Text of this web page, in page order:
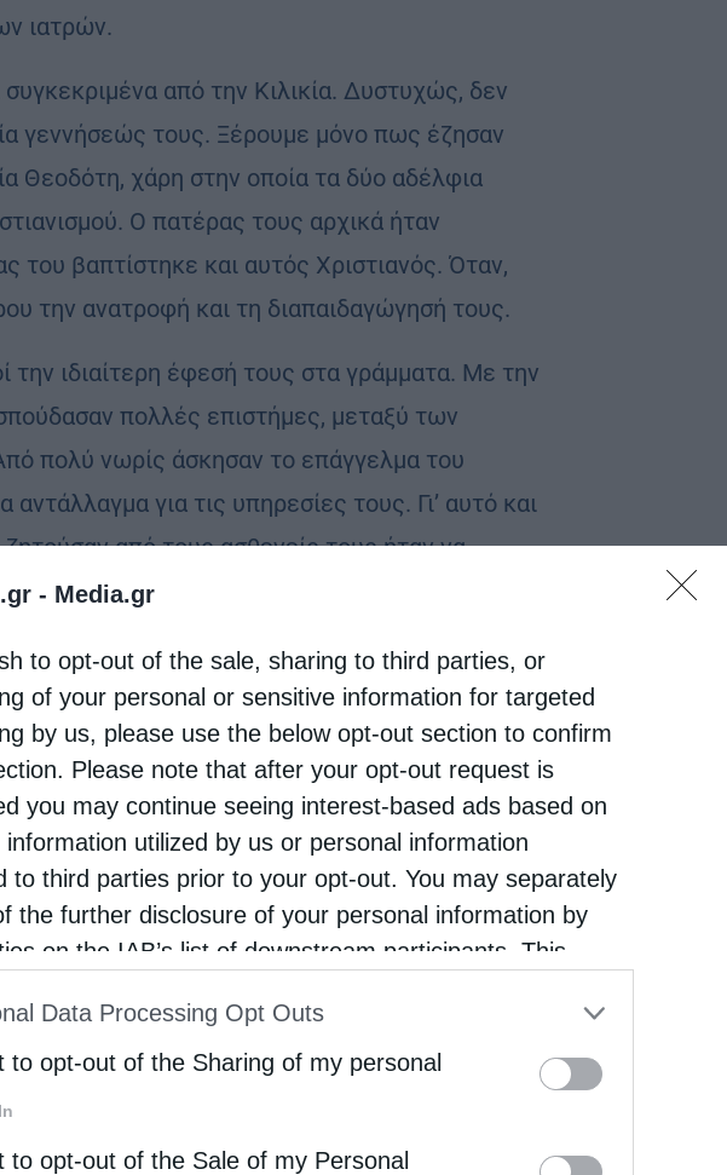
- Media.gr
to opt-out of the sale, sharing to third parties, or
of your personal or sensitive information for targeted
by us, please use the below opt-out section to confirm
Please note that after your opt-out request is
you may continue seeing interest-based ads based on
information utilized by us or personal information
to third parties prior to your opt-out. You may separately
the further disclosure of your personal information by
on the IAB’s list of downstream participants. This
of Downstream Participantsthat may further disclose it to
parties.
Data Processing Opt Outs
to opt-out of the Sharing of my personal
to opt-out of the Sale of my Personal
ιατρών.
από την Κιλικία. Δυστυχώς, δεν
γεννήσεώς τους. Ξέρουμε μόνο πως έζησαν
Θεοδότη, χάρη στην οποία τα δύο αδέλφια
Ο πατέρας τους αρχικά ήταν
του βαπτίστηκε και αυτός Χριστιανός. Όταν,
την ανατροφή και τη διαπαιδαγώγησή τους.
την ιδιαίτερη έφεσή τους στα γράμματα. Με την
πολλές επιστήμες, μεταξύ των
πολύ νωρίς άσκησαν το επάγγελμα του
για τις υπηρεσίες τους. Γι’ αυτό και
από τους ασθενείς τους ήταν να
δύο αδέρφια θεράπευαν φτωχούς και
και, πλέον, πολλοί ήταν αυτοί που ήθελαν να
στον Συναξαριστή των Αγίων,
μόνον επικουρούντες αλλά και κτήνεσιν», τα
γιατρέψουν οποιαδήποτε ασθένεια,
ήταν να ασπαστούν τον Χριστιανισμό
του Κοσμά και του Δαμιανού προκάλεσαν τη
μικρό χρονικό διάστημα, πολλοί ήταν αυτοί
και προσπάθησαν να καταστρέψουν τα
υποστήριξαν πως οι θεραπείες και